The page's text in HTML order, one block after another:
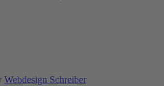
Webdesign Schreiber